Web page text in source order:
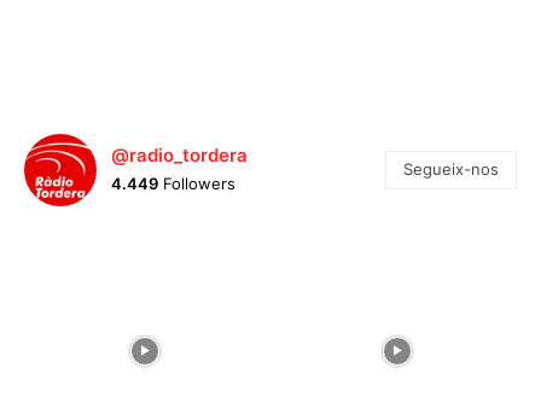
@radio_tordera
4.449 Followers
Segueix-nos